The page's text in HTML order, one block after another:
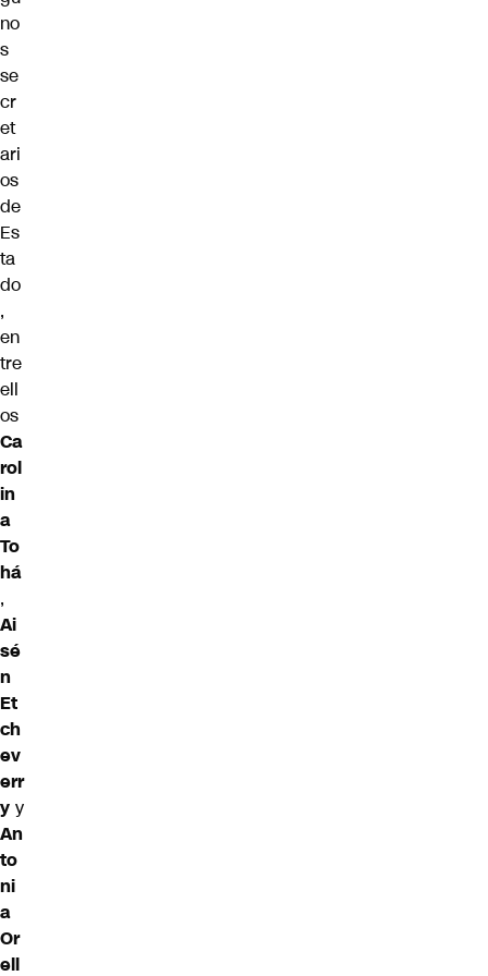
no
s
se
cr
et
ari
os
de
Es
ta
do
,
en
tre
ell
os
Ca
rol
in
a
To
há
,
Ai
sé
n
Et
ch
ev
err
y y
An
to
ni
a
Or
ell